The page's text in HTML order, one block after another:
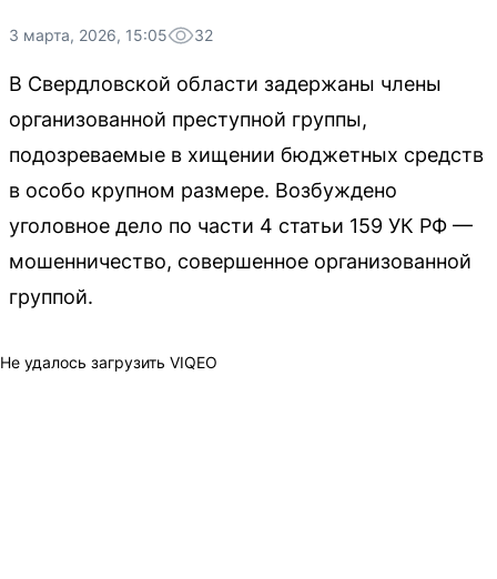
3 марта, 2026, 15:05 32
В Свердловской области задержаны члены
организованной преступной группы,
подозреваемые в хищении бюджетных средств
в особо крупном размере. Возбуждено
уголовное дело по части 4 статьи 159 УК РФ —
мошенничество, совершенное организованной
группой.
Не удалось загрузить VIQEO